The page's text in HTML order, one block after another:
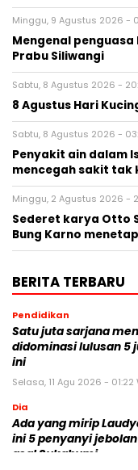
Minggu, 9 Agustus 2026 -
Mengenal
Prabu Siliwangi
Sabtu, 8 Agustus 2026 -
8 Agustus Hari
Sabtu, 8 Agustus 2026 -
Penyakit ain dalam
mencegah sakit tak
Minggu, 2 Agustus 2026 -
Sederet karya Otto
Bung Karno
BERITA TERBARU
Pendidikan
Satu juta sarjana
didominasi lulusan 5
ini
Selasa, 11 Agu 2026 - 01:22
Dia
Ada yang mirip
ini 5 penyanyi
asal Sukabumi